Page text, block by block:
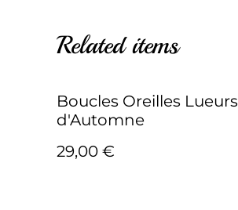
Related items
Boucles Oreilles Lueurs
d'Automne
29,00 €